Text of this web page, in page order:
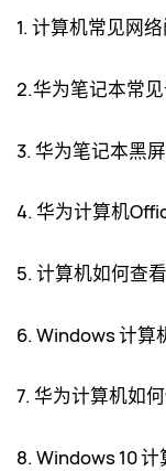
1. 计算机常见网
2.华为笔记本常
3. 华为笔记本黑
4. 华为计算机
5. 计算机如何查
6. Windows 计算
7. 华为计算机如
8. Windows 10